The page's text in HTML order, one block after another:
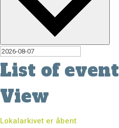
List of
View
Lokalarkivet er åbent